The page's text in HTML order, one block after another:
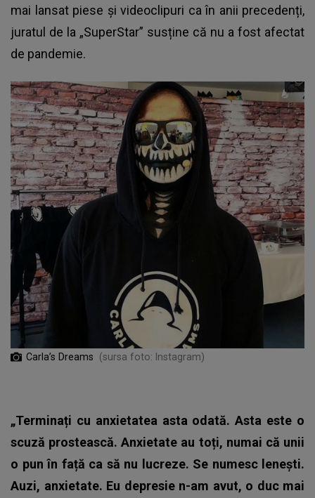
mai lansat piese și videoclipuri ca în anii precedenți,
juratul de la „SuperStar” susține că nu a fost afectat
de pandemie.
Carla’s Dreams (sursa foto: Instagram)
„Terminați cu anxietatea asta odată. Asta este o
scuză prostească. Anxietate au toți, numai că unii
o pun în față ca să nu lucreze. Se numesc lenești.
Auzi, anxietate. Eu depresie n-am avut, o duc mai